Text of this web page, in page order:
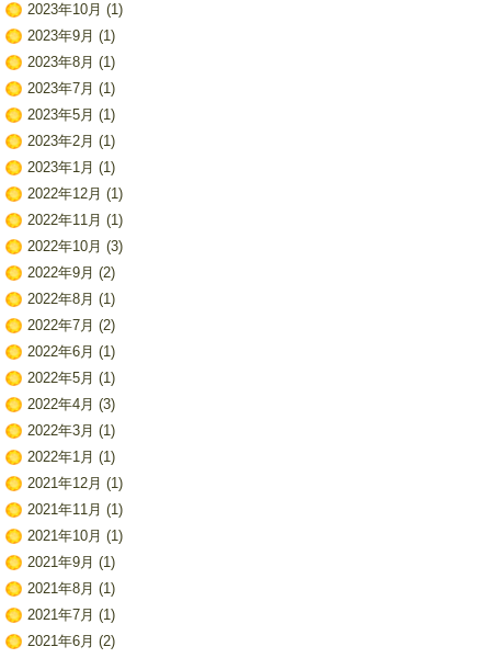
2023年10月 (1)
2023年9月 (1)
2023年8月 (1)
2023年7月 (1)
2023年5月 (1)
2023年2月 (1)
2023年1月 (1)
2022年12月 (1)
2022年11月 (1)
2022年10月 (3)
2022年9月 (2)
2022年8月 (1)
2022年7月 (2)
2022年6月 (1)
2022年5月 (1)
2022年4月 (3)
2022年3月 (1)
2022年1月 (1)
2021年12月 (1)
2021年11月 (1)
2021年10月 (1)
2021年9月 (1)
2021年8月 (1)
2021年7月 (1)
2021年6月 (2)